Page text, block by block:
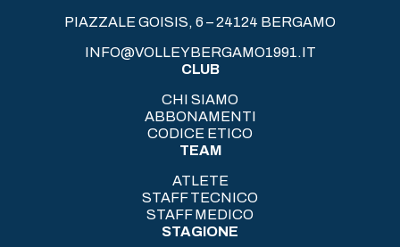
PIAZZALE GOISIS, 6 – 24124 BERGAMO
INFO@VOLLEYBERGAMO1991.IT
CLUB
CHI SIAMO
ABBONAMENTI
CODICE ETICO
TEAM
ATLETE
STAFF TECNICO
STAFF MEDICO
STAGIONE